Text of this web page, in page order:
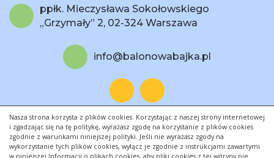
Nasza strona korzysta z plików cookies. Korzystając z naszej strony internetowej
i zgadzając się na tę politykę, wyrażasz zgodę na korzystanie z plików cookies
zgodnie z warunkami niniejszej polityki. Jeśli nie wyrażasz zgody na
wykorzystanie tych plików cookies, wyłącz je zgodnie z instrukcjami zawartymi
w niniejszej Informacji o plikach cookies, aby pliki cookies z tej witryny nie
ppłk. Mieczysława Sokołowskiego
„Grzymały” 2, 02-324 Warszawa
info@balonowabajka.pl
Regulamin sklepu
Dostawa